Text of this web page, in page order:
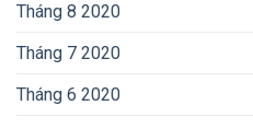
Tháng 8 2020
Tháng 7 2020
Tháng 6 2020